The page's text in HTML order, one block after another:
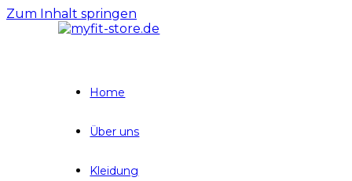
Zum Inhalt springen
Home
Über uns
Kleidung